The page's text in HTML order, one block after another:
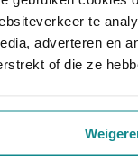
te
adverteren en
of die ze
beter leren
harte welkom op